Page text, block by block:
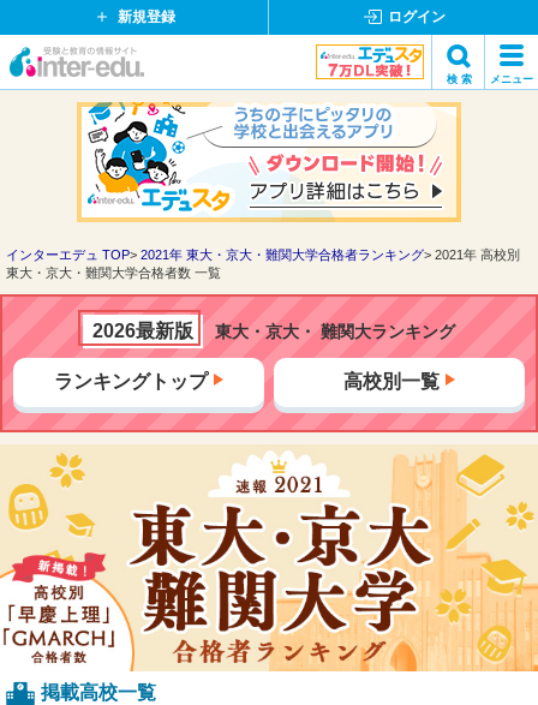
新規登録 ログイン
イ
ド
ッ
ト
検 索 メニュー
検索
インターエデュ TOP 2021年 東大・京大・難関大学合格者ランキング
2021年 高校別
東大・京大・難関大学合格者数 一覧
2026最新版 東大・京大・ 難関大ランキング
ランキングトップ 高校別一覧
掲載高校一覧